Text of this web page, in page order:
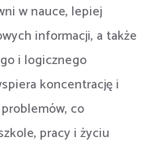
w nauce, lepiej
informacji, a także
i logicznego
koncentrację i
co
pracy i życiu